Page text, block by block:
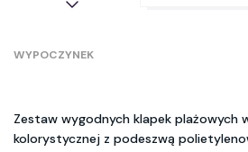
WYPOCZYNEK
Zestaw wygodnych klapek plażowych
kolorystycznej z podeszwą